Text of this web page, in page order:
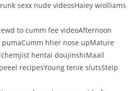
sexx nude videosHaiey wiolliams
to cumm fee videoAfternoon
hher nose upMature
hentai doujinshiMaail
recipesYoung tenie slutsSteip